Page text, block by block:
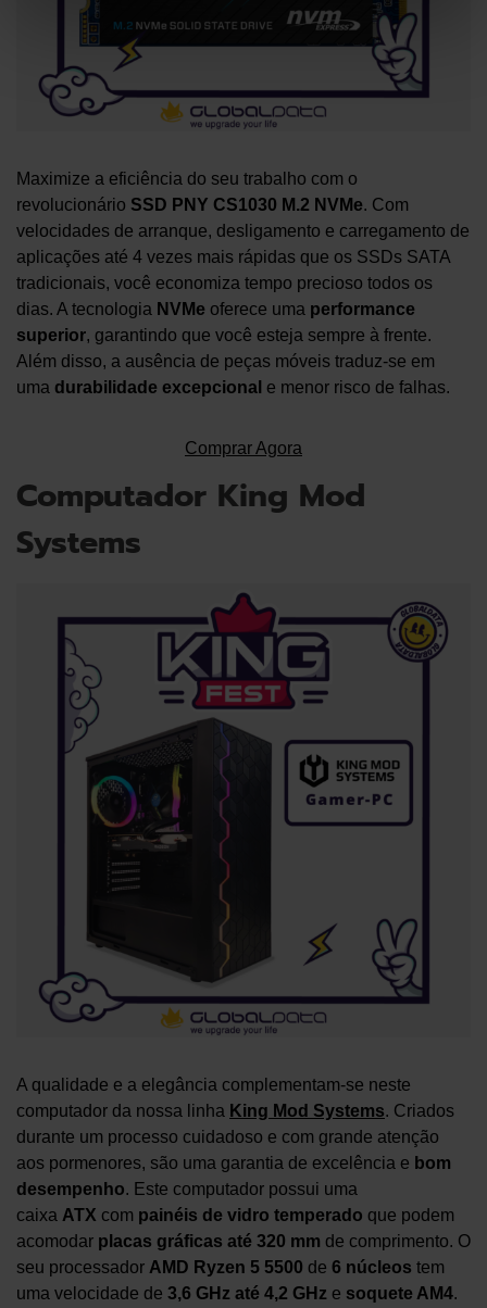
Maximize a eficiência do seu trabalho com o
revolucionário SSD PNY CS1030 M.2 NVMe. Com
velocidades de arranque, desligamento e carregamento de
aplicações até 4 vezes mais rápidas que os SSDs SATA
tradicionais, você economiza tempo precioso todos os
dias. A tecnologia NVMe oferece uma performance
superior, garantindo que você esteja sempre à frente.
Além disso, a ausência de peças móveis traduz-se em
uma durabilidade excepcional e menor risco de falhas.
Comprar Agora
Computador King Mod
Systems
A qualidade e a elegância complementam-se neste
computador da nossa linha King Mod Systems. Criados
durante um processo cuidadoso e com grande atenção
aos pormenores, são uma garantia de excelência e bom
desempenho. Este computador possui uma
caixa ATX com painéis de vidro temperado que podem
acomodar placas gráficas até 320 mm de comprimento. O
seu processador AMD Ryzen 5 5500 de 6 núcleos tem
uma velocidade de 3,6 GHz até 4,2 GHz e soquete AM4.